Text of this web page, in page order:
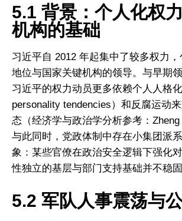
5.1 背景：个人化权
机构的基础
习近平自 2012 年起集中了较多权力，
地位与国家关键机构的领导。与早期
习近平的权力动员更多依赖个人人格
personality tendencies）和反腐运动
态（经济学与政治学分析参考：Zheng
与此同时，党政体制中存在小集团派
象：某些官僚在政治安全逻辑下强化
性独立的基层与部门支持基础并不稳固
5.2 军队人事震荡与